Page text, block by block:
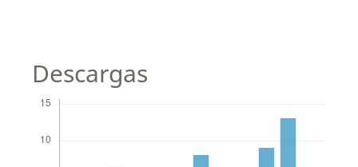
Descargas